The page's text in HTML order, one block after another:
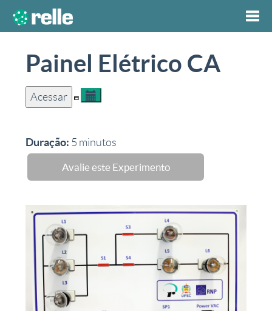
Painel Elétrico CA
Acessar
Duração: 5 minutos
Avalie este Experimento